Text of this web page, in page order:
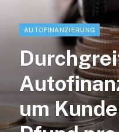
AUTOFINANZIERUNG
um